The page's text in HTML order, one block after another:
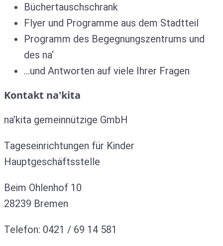
Büchertauschschrank
Flyer und Programme aus dem Stadtteil
Programm des Begegnungszentrums und
des na‘
…und Antworten auf viele Ihrer Fragen
Kontakt na'kita
na’kita gemeinnützige GmbH
Tageseinrichtungen für Kinder
Hauptgeschäftsstelle
Beim Ohlenhof 10
28239 Bremen
Telefon: 0421 / 69 14 581